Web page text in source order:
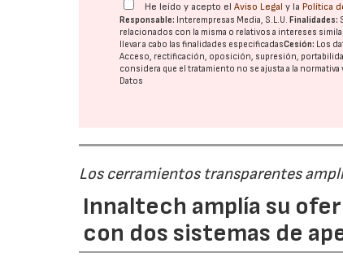
He leído y acepto elAviso Legal y la Política
Responsable: Interempresas Media, S.L.U. Finalidades:
relacionados con la misma o relativos a intereses
llevar a cabo las finalidades especificadasCesión: Los
Acceso, rectificación, oposición, supresión,
considera que el tratamiento no se ajusta a la
Datos
Los cerramientos transparentes
Innaltech amplía su
con dos sistemas de